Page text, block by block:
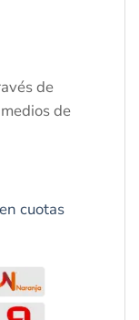
de
de
cuotas